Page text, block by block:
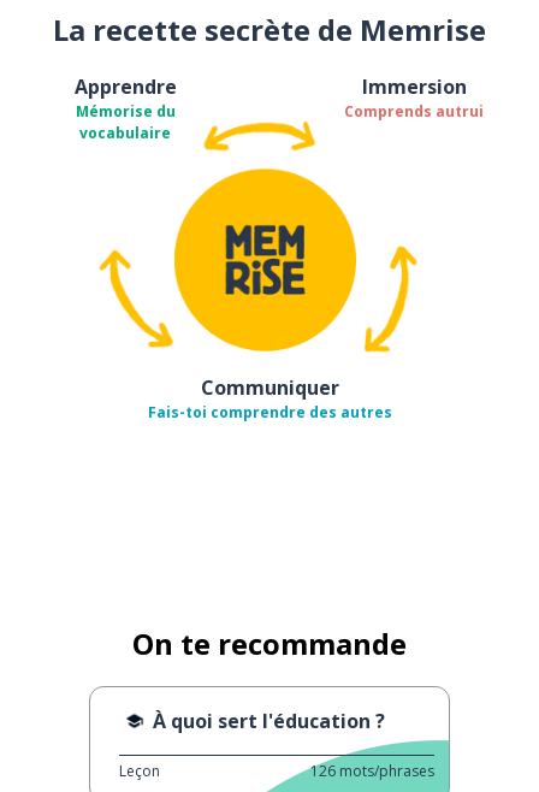
La recette secrète de Memrise
Apprendre
Mémorise du
vocabulaire
Immersion
Comprends autrui
Communiquer
Fais-toi comprendre des autres
On te recommande
À quoi sert l'éducation ?
Leçon 126 mots/phrases